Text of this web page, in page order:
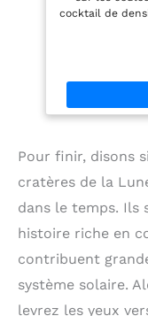
simule avec
couleur
planétaires
planète
vitesses de
fidèlement les
MULTI-
jouets du système
sont parfaits pour
démonstrations
classe, les projets
cocktail de
Pour finir, disons
cratères de la
dans le temps. Ils
histoire riche en
contribuent
système solaire.
levrez les yeux